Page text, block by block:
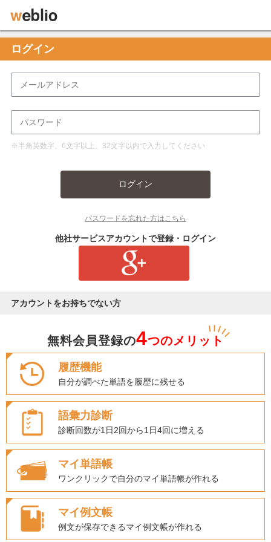
ログイン
※半角英数字、6文字以上、32文字以内で入力してください
ログイン
パスワードを忘れた方はこちら
他社サービスアカウントで登録・ログイン
アカウントをお持ちでない方
無料会員登録の4つのメリット
履歴機能
自分が調べた単語を履歴に残せる
語彙力診断
診断回数が1日2回から1日4回に増える
マイ単語帳
ワンクリックで自分のマイ単語帳が作れる
マイ例文帳
例文が保存できるマイ例文帳が作れる